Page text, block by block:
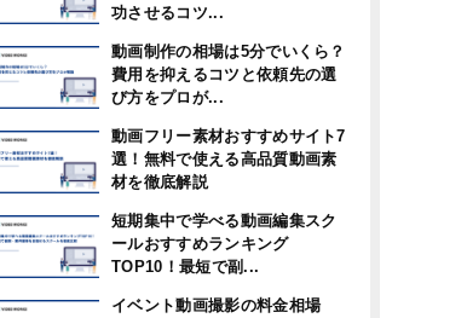
功させるコツ...
動画制作の相場は5分でいくら？
費用を抑えるコツと依頼先の選
び方をプロが...
動画フリー素材おすすめサイト7
選！無料で使える高品質動画素
材を徹底解説
短期集中で学べる動画編集スク
ールおすすめランキング
TOP10！最短で副...
イベント動画撮影の料金相場